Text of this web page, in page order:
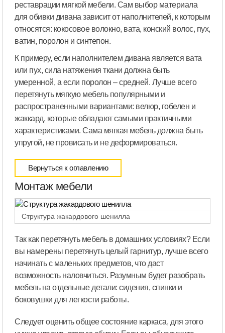
реставрации мягкой мебели. Сам выбор материала
для обивки дивана зависит от наполнителей, к которым
относятся: кокосовое волокно, вата, конский волос, пух,
ватин, поролон и синтепон.
К примеру, если наполнителем дивана является вата
или пух, сила натяжения ткани должна быть
умеренной, а если поролон – средней. Лучше всего
перетянуть мягкую мебель популярными и
распространенными вариантами: велюр, гобелен и
жаккард, которые обладают самыми практичными
характеристиками. Сама мягкая мебель должна быть
упругой, не провисать и не деформироваться.
Вернуться к оглавлению
Монтаж мебели
Структура жакардового шенилла
Так как перетянуть мебель в домашних условиях? Если
вы намерены перетянуть целый гарнитур, лучше всего
начинать с маленьких предметов, что даст
возможность наловчиться. Разумным будет разобрать
мебель на отдельные детали: сидения, спинки и
боковушки для легкости работы.
Следует оценить общее состояние каркаса, для этого